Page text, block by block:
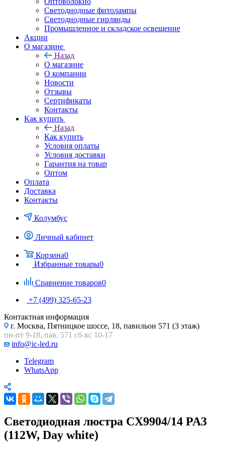
Светодиодные фитолампы
Светодиодные гирлянды
Промышленное и складское освещение
Акции
О магазине
Назад
О магазине
О компании
Новости
Отзывы
Сертификаты
Контакты
Как купить
Назад
Как купить
Условия оплаты
Условия доставки
Гарантия на товар
Оптом
Оплата
Доставка
Контакты
Колумбус
Личный кабинет
Корзина0
Избранные товары0
Сравнение товаров0
+7 (499) 325-65-23
Контактная информация
г. Москва, Пятницкое шоссе, 18, павильон 571 (3 этаж)
пн-пт 9-18, пав. 571 сб-вс 10-17
info@ic-led.ru
Telegram
WhatsApp
Светодиодная люстра CX9904/14 PA3
(112W, Day white)